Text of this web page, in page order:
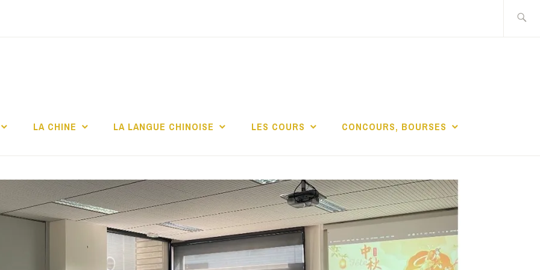
LA CHINE LA LANGUE CHINOISE LES COURS CONCOURS, BOURSES